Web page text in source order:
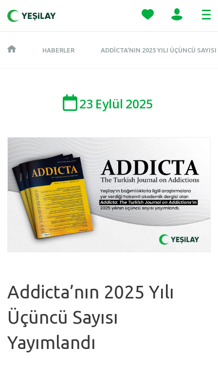
HABERLER ADDICTA’NIN 2025 YILI ÜÇÜNCÜ
23 Eylül 2025
Addicta’nın 2025 Yılı
Üçüncü Sayısı
Yayımlandı